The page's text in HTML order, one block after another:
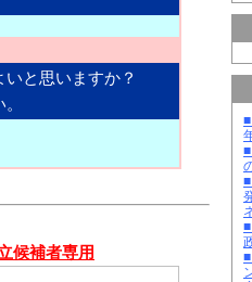
と思いますか？
候補者専用